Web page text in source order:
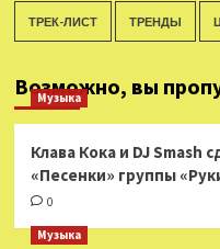
ТРЕК-ЛИСТ ТРЕНДЫ
Возможно, вы
Музыка
Клава Кока и DJ Smash
«Песенки» группы
0
Музыка